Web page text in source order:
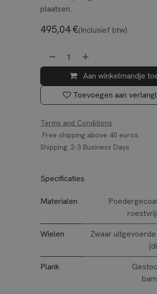
plaatsen.
495,04€(Inclusief btw)
Aan winkelmandje
Toevoegen aan
Terms and Conditions
Free shipping above 40 euros
Shipping: 2-3 Business Days
Specificaties
Materialen
Wielen
Zwaar
Plank